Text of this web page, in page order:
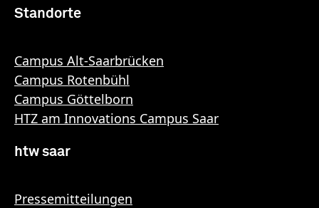
Standorte
Campus Alt-Saarbrücken
Campus Rotenbühl
Campus Göttelborn
HTZ am Innovations Campus Saar
htw saar
Pressemitteilungen